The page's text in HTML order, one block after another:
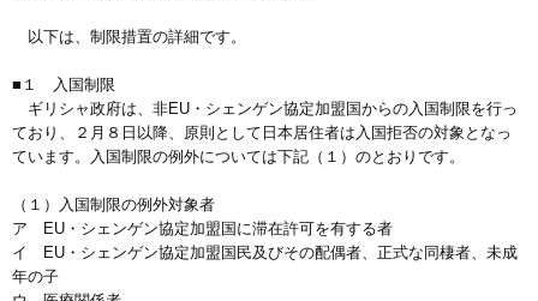
以下は、制限措置の詳細です。
■１ 入国制限
ギリシャ政府は、非EU・シェンゲン協定加盟国からの入国制限を行っ
ており、２月８日以降、原則として日本居住者は入国拒否の対象となっ
ています。入国制限の例外については下記（１）のとおりです。
（１）入国制限の例外対象者
ア EU・シェンゲン協定加盟国に滞在許可を有する者
イ EU・シェンゲン協定加盟国民及びその配偶者、正式な同棲者、未成
年の子